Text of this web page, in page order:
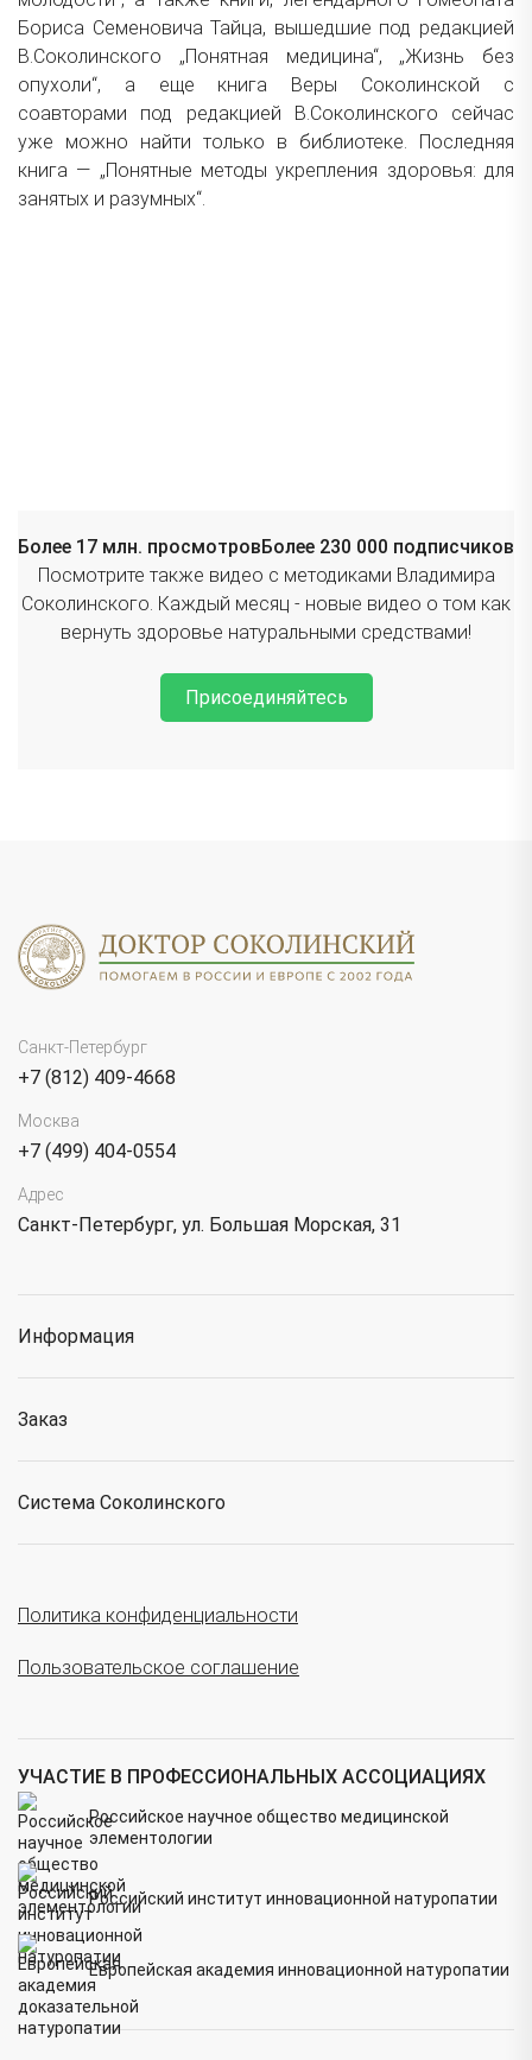
Бориса Семеновича Тайца, вышедшие под редакцией
В.Соколинского „Понятная медицина“, „Жизнь без
опухоли“, а еще книга Веры Соколинской с
соавторами под редакцией В.Соколинского сейчас
уже можно найти только в библиотеке. Последняя
книга — „Понятные методы укрепления здоровья: для
занятых и разумных“.
Более 17 млн. просмотров Более 230 000 подписчиков
Посмотрите также видео с методиками Владимира
Соколинского. Каждый месяц - новые видео о том как
вернуть здоровье натуральными средствами!
Присоединяйтесь
Санкт-Петербург
+7 (812) 409-4668
Москва
+7 (499) 404-0554
Адрес
Санкт-Петербург, ул. Большая Морская, 31
Информация
Заказ
Система Соколинского
Политика конфиденциальности
Пользовательское соглашение
УЧАСТИЕ В ПРОФЕССИОНАЛЬНЫХ АССОЦИАЦИЯХ
Российское научное общество медицинской
элементологии
Российский институт инновационной натуропатии
Европейская академия инновационной натуропатии